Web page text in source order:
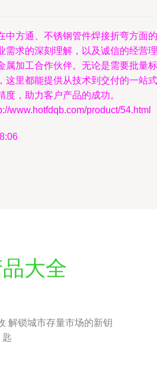
中方通、不锈钢管件焊接折弯方面的
需求的深刻理解，以及诚信的经营理
属加工合作伙伴。无论是需要批量标
这里都能提供从技术到交付的一站式
，助力客户产品的成功。
www.hotfdqb.com/product/54.html
大全